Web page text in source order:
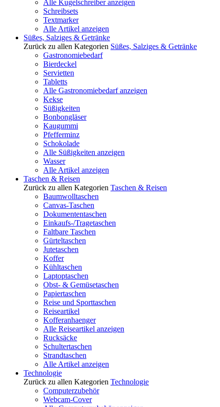
Alle Kugelschreiber anzeigen
Schreibsets
Textmarker
Alle Artikel anzeigen
Süßes, Salziges & Getränke
Zurück zu allen Kategorien Süßes, Salziges & Getränke
Gastronomiebedarf
Bierdeckel
Servietten
Tabletts
Alle Gastronomiebedarf anzeigen
Kekse
Süßigkeiten
Bonbongläser
Kaugummi
Pfefferminz
Schokolade
Alle Süßigkeiten anzeigen
Wasser
Alle Artikel anzeigen
Taschen & Reisen
Zurück zu allen Kategorien Taschen & Reisen
Baumwolltaschen
Canvas-Taschen
Dokumententaschen
Einkaufs-/Tragetaschen
Faltbare Taschen
Gürteltaschen
Jutetaschen
Koffer
Kühltaschen
Laptoptaschen
Obst- & Gemüsetaschen
Papiertaschen
Reise und Sporttaschen
Reiseartikel
Kofferanhaenger
Alle Reiseartikel anzeigen
Rucksäcke
Schultertaschen
Strandtaschen
Alle Artikel anzeigen
Technologie
Zurück zu allen Kategorien Technologie
Computerzubehör
Webcam-Cover